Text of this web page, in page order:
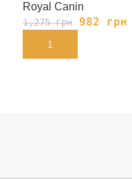
Royal Canin
1,275грн 982 грн
В КОРЗИНУ